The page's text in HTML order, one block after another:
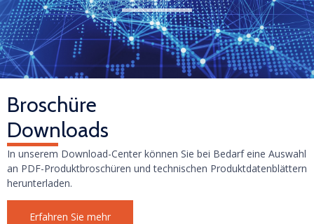
Broschüre
Downloads
In unserem Download-Center können Sie bei Bedarf eine Auswahl
an PDF-Produktbroschüren und technischen Produktdatenblättern
herunterladen.
Erfahren Sie mehr